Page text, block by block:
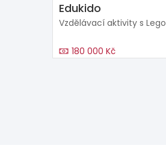
Edukido
Vzdělávací aktivity s Lego
180 000 Kč